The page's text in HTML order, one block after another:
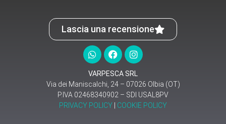
Lascia una recensione
VARPESCA SRL
Via dei Maniscalchi, 24 – 07026 Olbia (OT)
P.IVA 02468340902 – SDI USAL8PV
PRIVACY POLICY
COOKIE POLICY